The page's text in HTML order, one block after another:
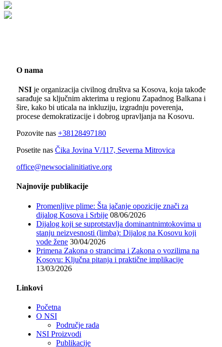
O nama
NSI je organizacija civilnog društva sa Kosova, koja takođe
sarađuje sa ključnim akterima u regionu Zapadnog Balkana i
šire, kako bi uticala na inkluziju, izgradnju poverenja,
procese demokratizacije i dobrog upravljanja na Kosovu.
Pozovite nas +38128497180
Posetite nas Čika Jovina V/117, Severna Mitrovica
office@newsocialinitiative.org
Najnovije publikacije
Promenljive plime: Šta jačanje opozicije znači za
dijalog Kosova i Srbije 08/06/2026
Dijalog koji se suprotstavlja dominantnimtokovima u
stanju neizvesnosti (limba): Dijalog na Kosovu koji
vode žene 30/04/2026
Primena Zakona o strancima i Zakona o vozilima na
Kosovu: Ključna pitanja i praktične implikacije
13/03/2026
Linkovi
Početna
O NSI
Područje rada
NSI Proizvodi
Publikacije